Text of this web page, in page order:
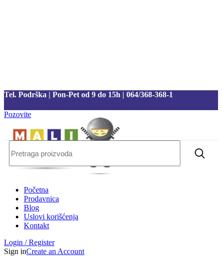
Tel. Podrška | Pon-Pet od 9 do 15h | 064/368-368-1
Pozovite
Tel. Podrška | Pon-Pet od 9 do 17h | 064/368-368-1
Početna
Prodavnica
Blog
Uslovi korišćenja
Kontakt
Login / Register
Sign inCreate an Account
Klikni da uvećaš